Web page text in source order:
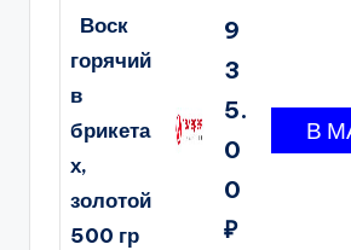
Воск
горячий
в
брикета
х,
золотой
500 гр
9
3
5.
0
0
₽